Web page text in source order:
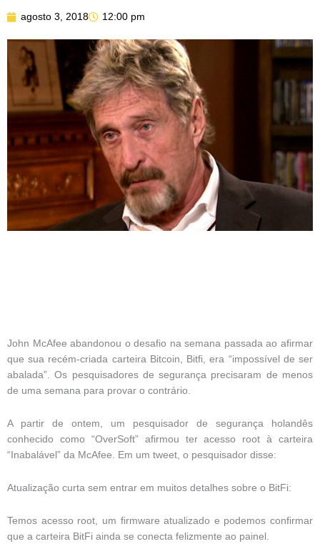
agosto 3, 2018 12:00 pm
John McAfee abandonou o desafio na semana passada ao afirmar
que sua recém-criada carteira Bitcoin, Bitfi, era “impossível de ser
abalada”. Os pesquisadores de segurança precisaram de menos
de uma semana para provar o contrário.
A partir de ontem, um pesquisador de segurança holandês
conhecido como “OverSoft” afirmou ter acesso root à carteira
“Inabalável” da McAfee. Em um tweet, o pesquisador disse:
Atualização curta sem entrar em muitos detalhes sobre o BitFi:
Temos acesso root, um firmware atualizado e podemos confirmar
que a carteira BitFi ainda se conecta felizmente ao painel.